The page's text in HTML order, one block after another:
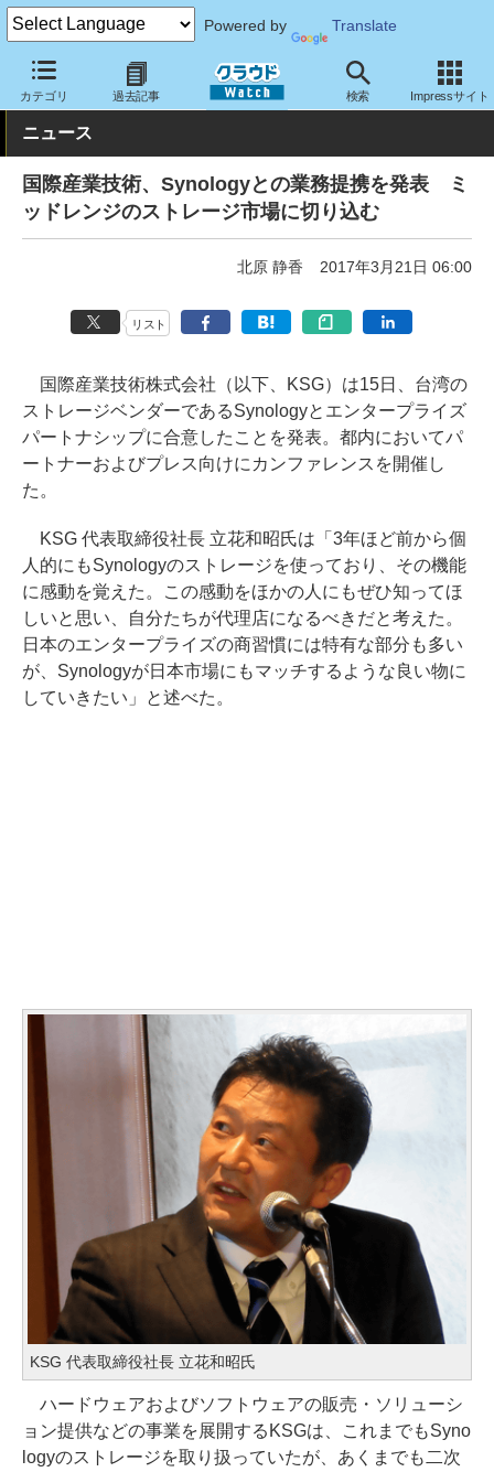
Powered by Translate
カテゴリ 過去記事 検索 Impressサイト
クラウド Watch トピック 事業戦略
ニュース
国際産業技術、Synologyとの業務提携を発表 ミ
ッドレンジのストレージ市場に切り込む
北原 静香 2017年3月21日 06:00
リスト
国際産業技術株式会社（以下、KSG）は15日、台湾の
ストレージベンダーであるSynologyとエンタープライズ
パートナシップに合意したことを発表。都内においてパ
ートナーおよびプレス向けにカンファレンスを開催し
た。
KSG 代表取締役社長 立花和昭氏は「3年ほど前から個
人的にもSynologyのストレージを使っており、その機能
に感動を覚えた。この感動をほかの人にもぜひ知ってほ
しいと思い、自分たちが代理店になるべきだと考えた。
日本のエンタープライズの商習慣には特有な部分も多い
が、Synologyが日本市場にもマッチするような良い物に
していきたい」と述べた。
KSG 代表取締役社長 立花和昭氏
ハードウェアおよびソフトウェアの販売・ソリューシ
ョン提供などの事業を展開するKSGは、これまでもSyno
logyのストレージを取り扱っていたが、あくまでも二次